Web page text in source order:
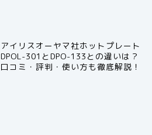
アイリスオーヤマ社ホットプレート
DPOL-301とDPO-133との違いは？
口コミ・評判・使い方も徹底解説！